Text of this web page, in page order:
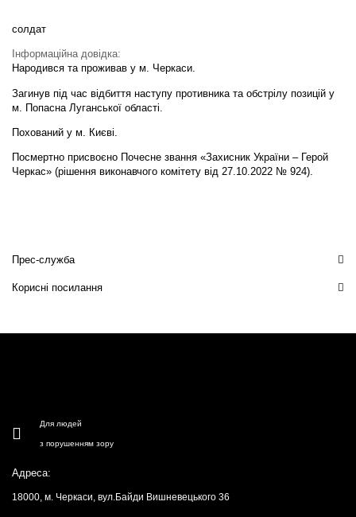
солдат
Інформаційна довідка:
Народився та проживав у м. Черкаси.
Загинув під час відбиття наступу противника та обстрілу позицій у
м. Попасна Луганської області.
Похований у м. Києві.
Посмертно присвоєно Почесне звання «Захисник України – Герой
Черкас» (рішення виконавчого комітету від 27.10.2022 № 924).
Прес-служба
Корисні посилання
Для людей
з порушенням зору
Адреса:
18000, м. Черкаси, вул.Байди Вишневецького 36